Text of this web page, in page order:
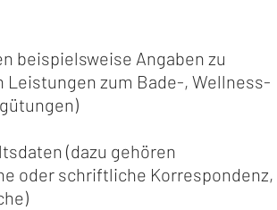
beispielsweise Angaben zu
Leistungen zum Bade-, Wellness-
(dazu gehören
oder schriftliche Korrespondenz,